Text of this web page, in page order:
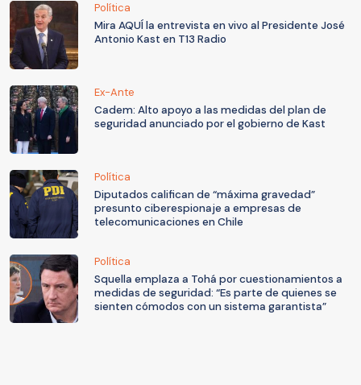
Política
Mira AQUÍ la entrevista en vivo al Presidente José
Antonio Kast en T13 Radio
Ex-Ante
Cadem: Alto apoyo a las medidas del plan de
seguridad anunciado por el gobierno de Kast
Política
Diputados califican de “máxima gravedad”
presunto ciberespionaje a empresas de
telecomunicaciones en Chile
Política
Squella emplaza a Tohá por cuestionamientos a
medidas de seguridad: “Es parte de quienes se
sienten cómodos con un sistema garantista”